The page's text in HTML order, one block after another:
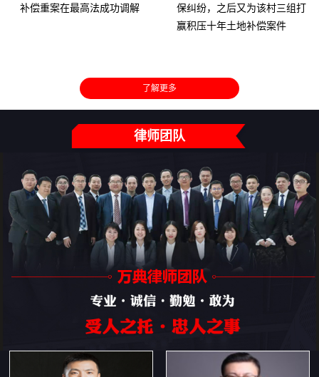
补偿重案在最高法成功调解
保纠纷，之后又为该村三组打
赢积压十年土地补偿案件
了解更多
律师团队